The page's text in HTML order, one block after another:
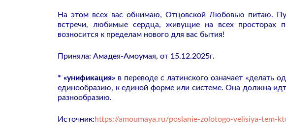
На этом всех вас обнимаю, Отцовской Любовью питаю.
встречи, любимые сердца, живущие на всех просторах
возносится к пределам нового для вас бытия!
Приняла: Амадея-Амоумая, от 15.12.2025г.
* «унификация» в переводе с латинского означает «делать
единообразию, к единой форме или системе. Она должна
разнообразию.
Источник:https://amoumaya.ru/poslanie-zolotogo-velisiya-tem-